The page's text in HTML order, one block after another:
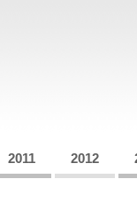
2011 2012